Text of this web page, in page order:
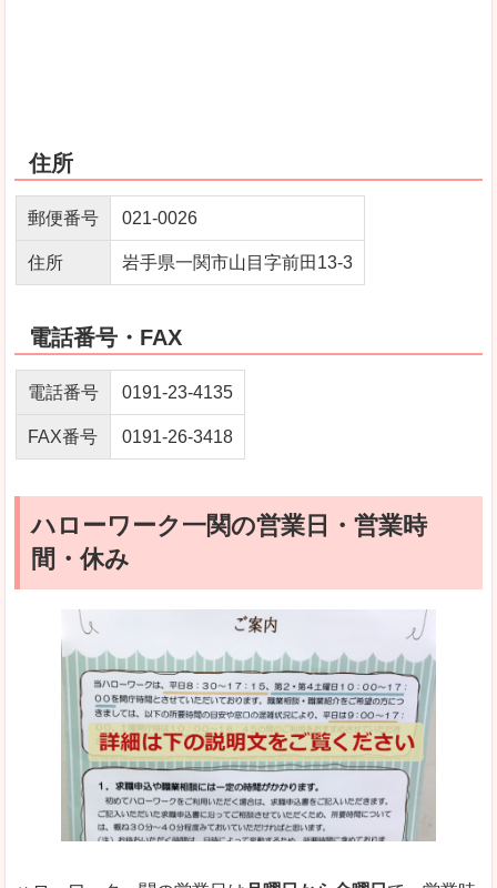
住所
郵便番号 021‐0026
住所 岩手県一関市山目字前田13-3
電話番号・FAX
電話番号 0191-23-4135
FAX番号 0191-26-3418
ハローワーク一関の営業日・営業時
間・休み